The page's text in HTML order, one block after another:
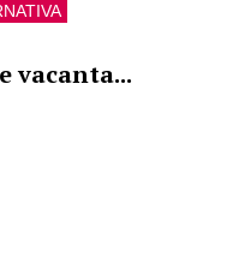
vacanta...